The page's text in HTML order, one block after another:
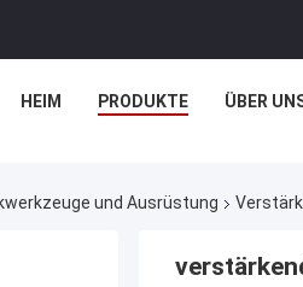
HEIM PRODUKTE ÜBER
und Ausrüstung